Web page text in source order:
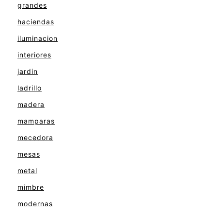
grandes
haciendas
iluminacion
interiores
jardin
ladrillo
madera
mamparas
mecedora
mesas
metal
mimbre
modernas